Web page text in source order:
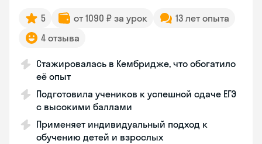
5 от 1090 ₽ за урок
13 лет опыта
4 отзыва
Стажировалась в Кембридже, что обогатило
её опыт
Подготовила учеников к успешной сдаче ЕГЭ
с высокими баллами
Применяет индивидуальный подход к
обучению детей и взрослых